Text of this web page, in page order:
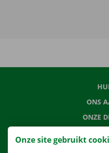
ONS
ONZE
Onze site gebruikt